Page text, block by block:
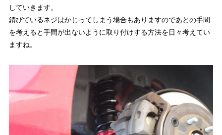
していきます。
錆びているネジはかじってしまう場合もありますのであとの手間
を考えると手間が出ないように取り付けする方法を日々考えてい
ますね。